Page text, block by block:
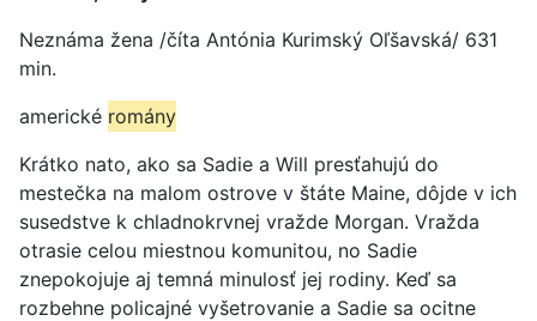
Neznáma žena /číta Antónia Kurimský Oľšavská/ 631
min.
americké romány
Krátko nato, ako sa Sadie a Will presťahujú do
mestečka na malom ostrove v štáte Maine, dôjde v ich
susedstve k chladnokrvnej vražde Morgan. Vražda
otrasie celou miestnou komunitou, no Sadie
znepokojuje aj temná minulosť jej rodiny. Keď sa
rozbehne policajné vyšetrovanie a Sadie sa ocitne